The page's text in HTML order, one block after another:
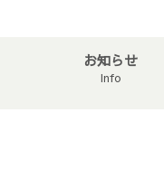
お知らせ
Info